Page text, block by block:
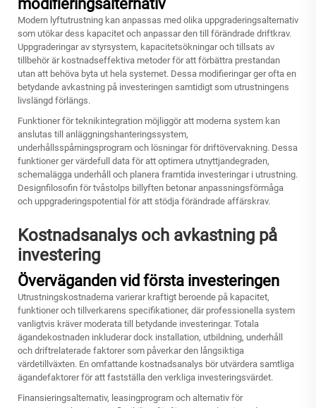
modifieringsalternativ
Modern lyftutrustning kan anpassas med olika uppgraderingsalternativ
som utökar dess kapacitet och anpassar den till förändrade driftkrav.
Uppgraderingar av styrsystem, kapacitetsökningar och tillsats av
tillbehör är kostnadseffektiva metoder för att förbättra prestandan
utan att behöva byta ut hela systemet. Dessa modifieringar ger ofta en
betydande avkastning på investeringen samtidigt som utrustningens
livslängd förlängs.
Funktioner för teknikintegration möjliggör att moderna system kan
anslutas till anläggningshanteringssystem,
underhållsspårningsprogram och lösningar för driftövervakning. Dessa
funktioner ger värdefull data för att optimera utnyttjandegraden,
schemalägga underhåll och planera framtida investeringar i utrustning.
Designfilosofin för tvåstolps billyften betonar anpassningsförmåga
och uppgraderingspotential för att stödja förändrade affärskrav.
Kostnadsanalys och avkastning på
investering
Överväganden vid första investeringen
Utrustningskostnaderna varierar kraftigt beroende på kapacitet,
funktioner och tillverkarens specifikationer, där professionella system
vanligtvis kräver moderata till betydande investeringar. Totala
ägandekostnaden inkluderar dock installation, utbildning, underhåll
och driftrelaterade faktorer som påverkar den långsiktiga
värdetillväxten. En omfattande kostnadsanalys bör utvärdera samtliga
ägandefaktorer för att fastställa den verkliga investeringsvärdet.
Finansieringsalternativ, leasingprogram och alternativ för